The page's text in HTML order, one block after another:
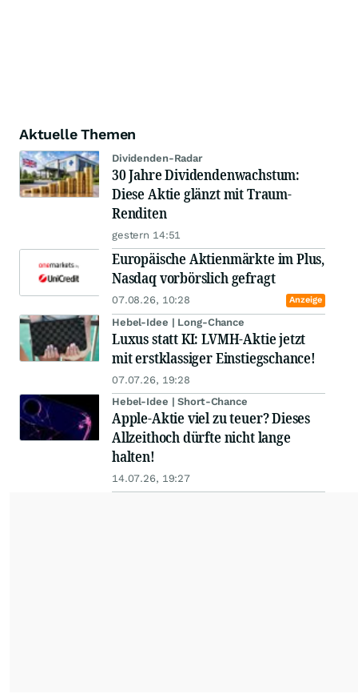
Aktuelle Themen
Dividenden-Radar
30 Jahre Dividendenwachstum:
Diese Aktie glänzt mit Traum-
Renditen
gestern 14:51
Europäische Aktienmärkte im Plus,
Nasdaq vorbörslich gefragt
07.08.26, 10:28 Anzeige
Hebel-Idee | Long-Chance
Luxus statt KI: LVMH-Aktie jetzt
mit erstklassiger Einstiegschance!
07.07.26, 19:28
Hebel-Idee | Short-Chance
Apple-Aktie viel zu teuer? Dieses
Allzeithoch dürfte nicht lange
halten!
14.07.26, 19:27